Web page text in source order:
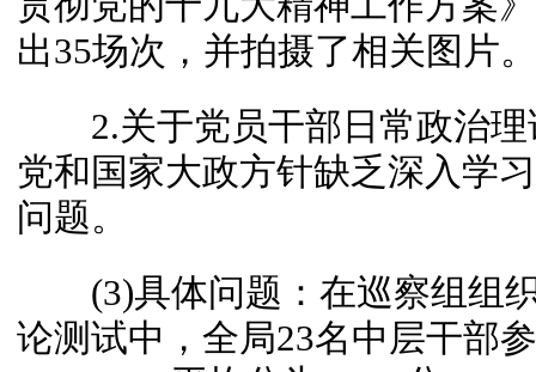
出35场次，并拍摄了相关图片。
2.关于党员干部日常政治理
党和国家大政方针缺乏深入学
问题。
(3)具体问题：在巡察组组织
论测试中，全局23名中层干部